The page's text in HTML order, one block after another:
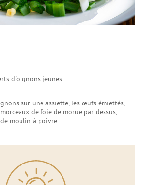
d'oignons jeunes.
sur une assiette, les œufs émiettés,
de foie de morue par dessus,
moulin à poivre.